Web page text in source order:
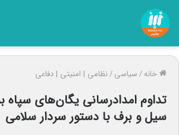
خانه/سیاسی/نظامی | امنیتی | دفاعی
تداوم امدادرسانی یگان‌های سپاه
سیل و برف با دستور سردار سلامی